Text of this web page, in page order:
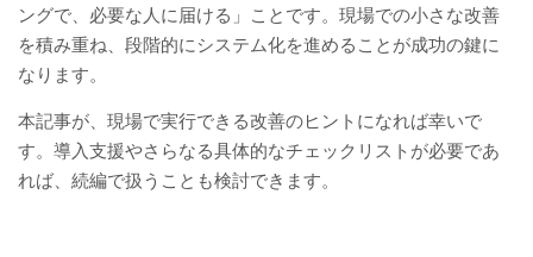
ングで、必要な人に届ける」ことです。現場での小さな改善
を積み重ね、段階的にシステム化を進めることが成功の鍵に
なります。
本記事が、現場で実行できる改善のヒントになれば幸いで
す。導入支援やさらなる具体的なチェックリストが必要であ
れば、続編で扱うことも検討できます。